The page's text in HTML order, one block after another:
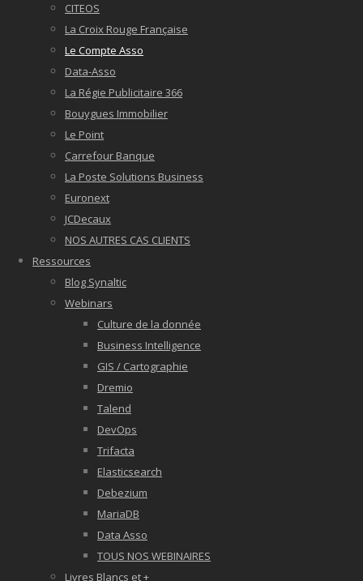
CITEOS
La Croix Rouge Française
Le Compte Asso
Data-Asso
La Régie Publicitaire 366
Bouygues Immobilier
Le Point
Carrefour Banque
La Poste Solutions Business
Euronext
JCDecaux
NOS AUTRES CAS CLIENTS
Ressources
Blog Synaltic
Webinars
Culture de la donnée
Business Intelligence
GIS / Cartographie
Dremio
Talend
DevOps
Trifacta
Elasticsearch
Debezium
MariaDB
Data Asso
TOUS NOS WEBINAIRES
Livres Blancs et +